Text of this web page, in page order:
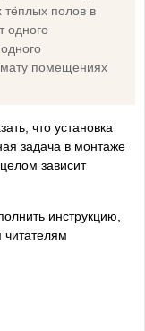
тёплых полов в
одного
помещениях
что установка
задача в монтаже
зависит
инструкцию,